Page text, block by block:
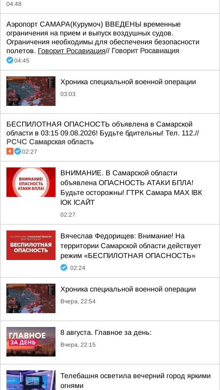
04:48
Аэропорт САМАРА(Курумоч) ВВЕДЕНЫ временные
ограничения на прием и выпуск воздушных судов.
Ограничения необходимы для обеспечения безопасности
полетов. Говорит Росавиация// Говорит Росавиация
04:45
Хроника специальной военной операции
03:03
БЕСПИЛОТНАЯ ОПАСНОСТЬ объявлена в Самарской
области в 03:15 09.08.2026! Будьте бдительны! Тел. 112.//
РСЧС Самарская область
02:27
ВНИМАНИЕ. В Самарской области
объявлена ОПАСНОСТЬ АТАКИ БПЛА!
Будьте осторожны! ГТРК Самара MAX lВК
lОК lСАЙТ
02:27
Вячеслав Федорищев: Внимание! На
территории Самарской области действует
режим «БЕСПИЛОТНАЯ ОПАСНОСТЬ»
02:24
Хроника специальной военной операции
Вчера, 22:54
8 августа. Главное за день:
Вчера, 22:15
Телебашня осветила вечерний город яркими
огнями